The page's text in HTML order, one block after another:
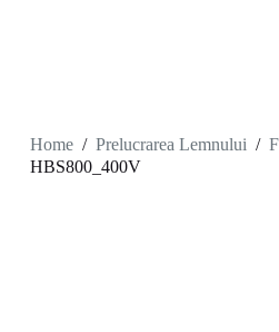
o
Home / Prelucrarea Lemnului /
HBS800_400V